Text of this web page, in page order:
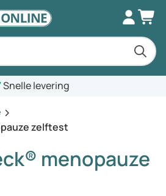
Snelle levering
zelftest
menopauze